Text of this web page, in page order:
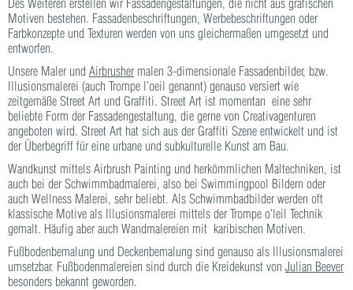
Des Weiteren erstellen wir Fassadengestaltungen, die nicht aus grafischen
Motiven bestehen. Fassadenbeschriftungen, Werbebeschriftungen oder
Farbkonzepte und Texturen werden von uns gleichermaßen umgesetzt und
entworfen.
Unsere Maler und Airbrusher malen 3-dimensionale Fassadenbilder, bzw.
Illusionsmalerei (auch Trompe l’oeil genannt) genauso versiert wie
zeitgemäße Street Art und Graffiti. Street Art ist momentan eine sehr
beliebte Form der Fassadengestaltung, die gerne von Creativagenturen
angeboten wird. Street Art hat sich aus der Graffiti Szene entwickelt und ist
der Überbegriff für eine urbane und subkulturelle Kunst am Bau.
Wandkunst mittels Airbrush Painting und herkömmlichen Maltechniken, ist
auch bei der Schwimmbadmalerei, also bei Swimmingpool Bildern oder
auch Wellness Malerei, sehr beliebt. Als Schwimmbadbilder werden oft
klassische Motive als Illusionsmalerei mittels der Trompe o’leil Technik
gemalt. Häufig aber auch Wandmalereien mit karibischen Motiven.
Fußbodenbemalung und Deckenbemalung sind genauso als Illusionsmalerei
umsetzbar. Fußbodenmalereien sind durch die Kreidekunst von Julian Beever
besonders bekannt geworden.